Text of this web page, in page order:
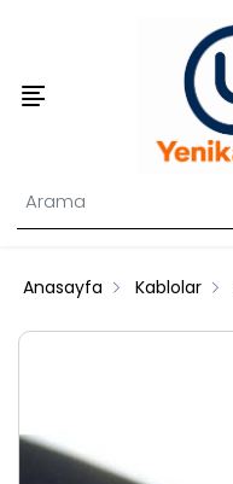
Anasayfa Kablolar